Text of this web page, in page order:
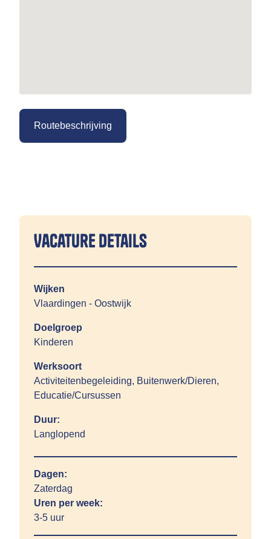
Routebeschrijving
Vacature details
Wijken
Vlaardingen - Oostwijk
Doelgroep
Kinderen
Werksoort
Activiteitenbegeleiding, Buitenwerk/Dieren,
Educatie/Cursussen
Duur:
Langlopend
Dagen:
Zaterdag
Uren per week:
3-5 uur